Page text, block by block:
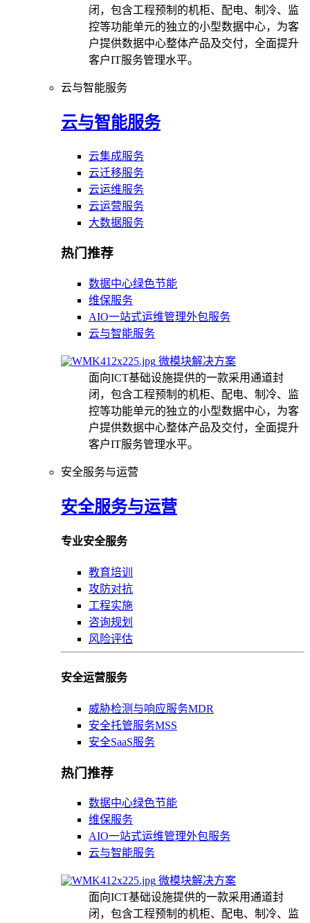
闭，包含工程预制的机柜、配电、制冷、监
控等功能单元的独立的小型数据中心，为客
户提供数据中心整体产品及交付，全面提升
客户IT服务管理水平。
云与智能服务
云与智能服务
云集成服务
云迁移服务
云运维服务
云运营服务
大数据服务
热门推荐
数据中心绿色节能
维保服务
AIO一站式运维管理外包服务
云与智能服务
微模块解决方案
面向ICT基础设施提供的一款采用通道封
闭，包含工程预制的机柜、配电、制冷、监
控等功能单元的独立的小型数据中心，为客
户提供数据中心整体产品及交付，全面提升
客户IT服务管理水平。
安全服务与运营
安全服务与运营
专业安全服务
教育培训
攻防对抗
工程实施
咨询规划
风险评估
安全运营服务
威胁检测与响应服务MDR
安全托管服务MSS
安全SaaS服务
热门推荐
数据中心绿色节能
维保服务
AIO一站式运维管理外包服务
云与智能服务
微模块解决方案
面向ICT基础设施提供的一款采用通道封
闭，包含工程预制的机柜、配电、制冷、监